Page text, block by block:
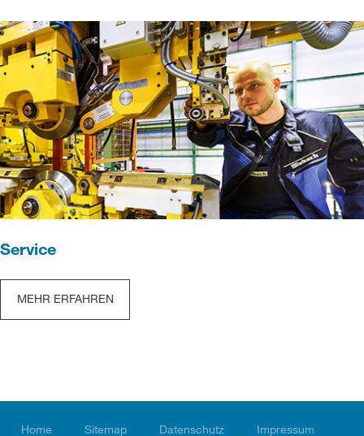
Service
MEHR ERFAHREN
Home Sitemap Datenschutz Impressum